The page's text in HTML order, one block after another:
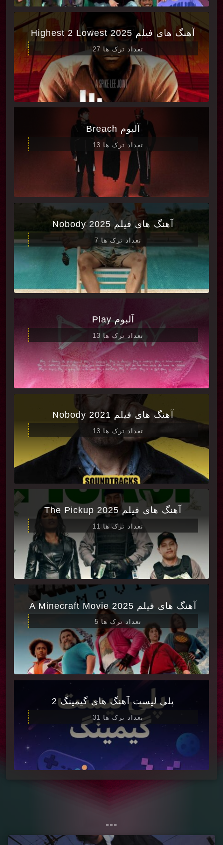
آهنگ های فیلم Highest 2 Lowest 2025
تعداد ترک ها 27
آلبوم Breach
تعداد ترک ها 13
آهنگ های فیلم Nobody 2025
تعداد ترک ها 7
آلبوم Play
تعداد ترک ها 13
آهنگ های فیلم Nobody 2021
تعداد ترک ها 13
آهنگ های فیلم The Pickup 2025
تعداد ترک ها 11
آهنگ های فیلم A Minecraft Movie 2025
تعداد ترک ها 5
پلی لیست آهنگ های گیمینگ 2
تعداد ترک ها 31
---